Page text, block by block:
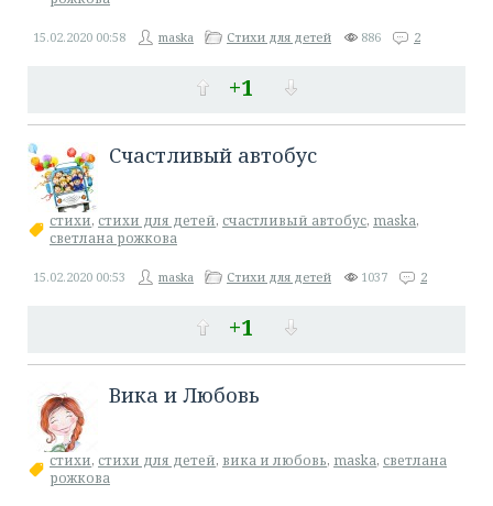
+1
15.02.2020 00:58 maska Стихи для детей 886 2
Счастливый автобус
стихи, стихи для детей, счастливый автобус, maska,
светлана рожкова
+1
15.02.2020 00:53 maska Стихи для детей 1037 2
Вика и Любовь
стихи, стихи для детей, вика и любовь, maska, светлана
рожкова